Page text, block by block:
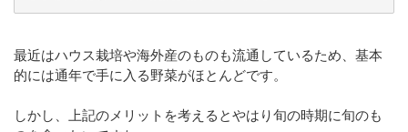
最近はハウス栽培や海外産のものも流通しているため、基本
的には通年で手に入る野菜がほとんどです。
しかし、上記のメリットを考えるとやはり旬の時期に旬のも